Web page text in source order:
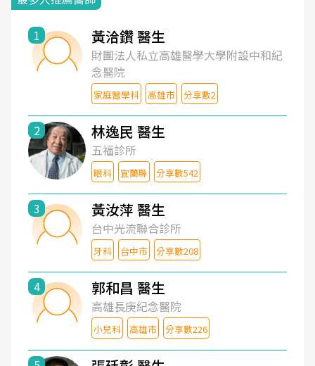
1 黃洽鑽 醫生
財團法人私立高雄醫學大學附設中和紀
念醫院
家庭醫學科 高雄市 分享數2
2 林逸民 醫生
五福診所
眼科 宜蘭縣 分享數542
3 黃汝萍 醫生
台中光流聯合診所
牙科 台中市 分享數208
4 郭和昌 醫生
高雄長庚紀念醫院
小兒科 高雄市 分享數226